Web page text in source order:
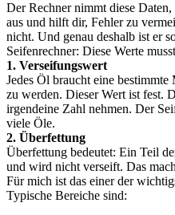
Der Rechner nimmt diese
aus und hilft dir, Fehler zu
nicht. Und genau deshalb ist er
Seifenrechner: Diese Werte
1. Verseifungswert
Jedes Öl braucht eine
zu werden. Dieser Wert ist fest.
irgendeine Zahl nehmen. Der
viele Öle.
2. Überfettung
Überfettung bedeutet: Ein Teil
und wird nicht verseift. Das
Für mich ist das einer der
Typische Bereiche sind: